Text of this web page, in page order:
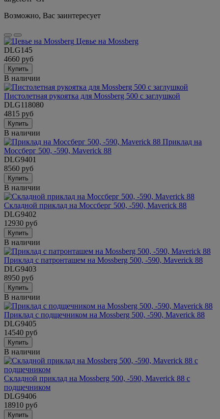
Возможно, Вас заинтересует
Цевье на Mossberg
DLG145
4660 руб
Купить
В наличии
Пистолетная рукоятка для Mossberg 500 с заглушкой
DLG118080
4815 руб
Купить
В наличии
Приклад на
Моссберг 500, -590, Maverick 88
DLG9401
8560 руб
Купить
В наличии
Складной приклад на Моссберг 500, -590, Maverick 88
DLG9402
12930 руб
Купить
В наличии
Приклад с патронташем на Mossberg 500, -590, Maverick 88
DLG9403
8950 руб
Купить
В наличии
Приклад с подщечником на Mossberg 500, -590, Maverick 88
DLG9405
14540 руб
Купить
В наличии
Складной приклад на Mossberg 500, -590, Maverick 88 с
подщечником
DLG9406
18910 руб
Купить